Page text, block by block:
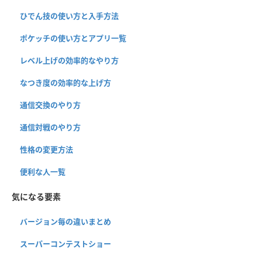
ひでん技の使い方と入手方法
ポケッチの使い方とアプリ一覧
レベル上げの効率的なやり方
なつき度の効率的な上げ方
通信交換のやり方
通信対戦のやり方
性格の変更方法
便利な人一覧
気になる要素
バージョン毎の違いまとめ
スーパーコンテストショー